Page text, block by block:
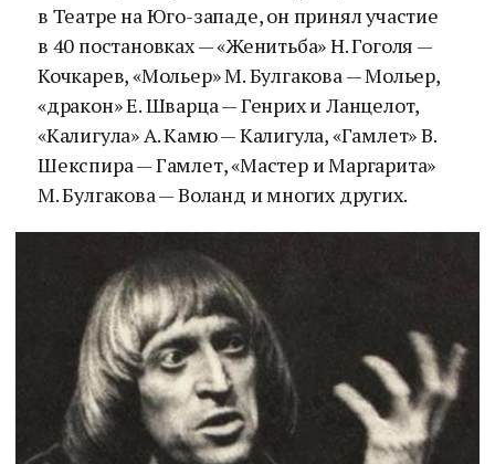
в Театре на Юго-западе, он принял участие
в 40 постановках — «Женитьба» Н. Гоголя —
Кочкарев, «Мольер» М. Булгакова — Мольер,
«дракон» Е. Шварца — Генрих и Ланцелот,
«Калигула» А. Камю — Калигула, «Гамлет» В.
Шекспира — Гамлет, «Мастер и Маргарита»
М. Булгакова — Воланд и многих других.